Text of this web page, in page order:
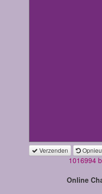
Verzenden
1016994
Online